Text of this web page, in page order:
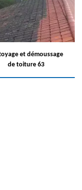
et démoussage
de toiture 63